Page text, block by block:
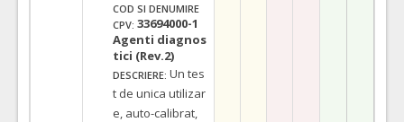
COD SI DENUMIRE
CPV: 33694000-1
Agenti diagnos
tici (Rev.2)
DESCRIERE: Un tes
t de unica utilizar
e, auto-calibrat,